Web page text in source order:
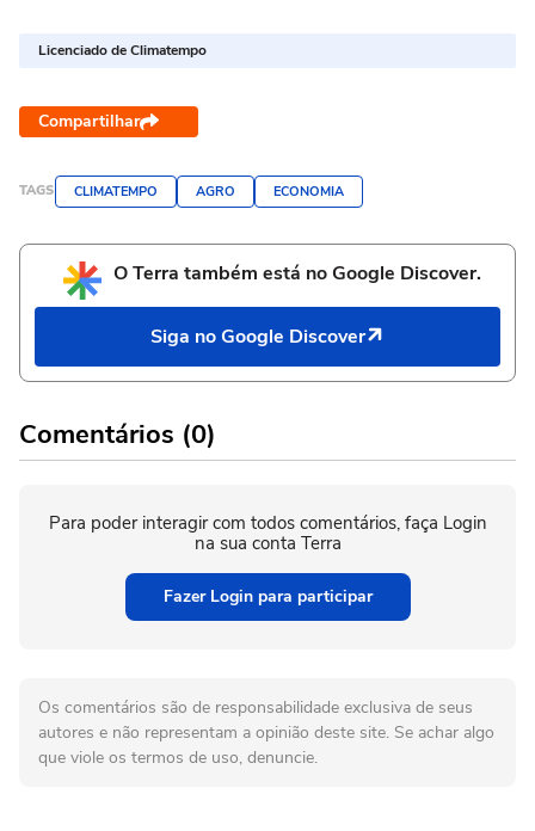
Licenciado de Climatempo
Compartilhar
TAGS CLIMATEMPO AGRO ECONOMIA
O Terra também está no Google Discover.
Siga no Google Discover
Comentários (0)
Para poder interagir com todos comentários, faça Login
na sua conta Terra
Fazer Login para participar
Os comentários são de responsabilidade exclusiva de seus
autores e não representam a opinião deste site. Se achar algo
que viole os termos de uso, denuncie.